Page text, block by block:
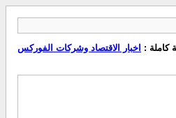
كاملة : اخبار الاقتصاد وشركات الفوركس